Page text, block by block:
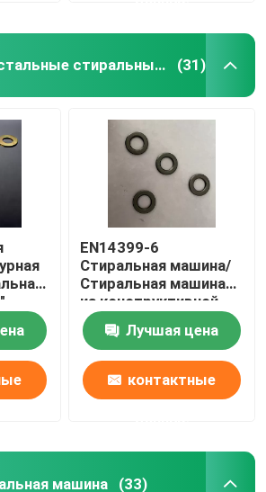
Структурные стальные стиральные машины (31)
EN14399-6
Стиральная машина/
Стиральная машина
из конструктивной
стали, M12-M36,
Черный оксид
Лучшая цена
контактные
машина (33)